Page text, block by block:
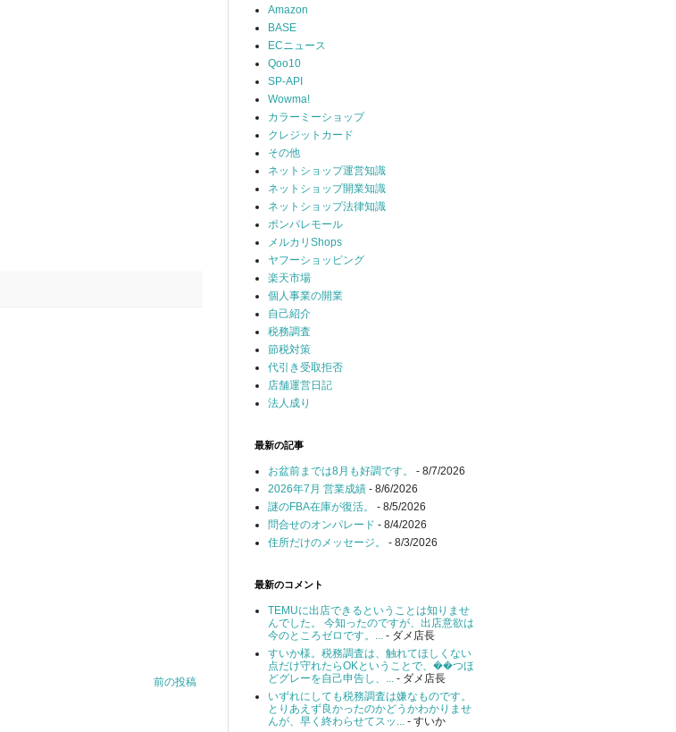
前の投稿
Amazon
BASE
ECニュース
Qoo10
SP-API
Wowma!
カラーミーショップ
クレジットカード
その他
ネットショップ運営知識
ネットショップ開業知識
ネットショップ法律知識
ポンパレモール
メルカリShops
ヤフーショッピング
楽天市場
個人事業の開業
自己紹介
税務調査
節税対策
代引き受取拒否
店舗運営日記
法人成り
最新の記事
お盆前までは8月も好調です。
- 8/7/2026
2026年7月 営業成績 - 8/6/2026
謎のFBA在庫が復活。
- 8/5/2026
問合せのオンパレード - 8/4/2026
住所だけのメッセージ。
- 8/3/2026
最新のコメント
TEMUに出店できるということは知りませ
んでした。 今知ったのですが、出店意欲は
今のところゼロです。... - ダメ店長
すいか様。税務調査は、触れてほしくない
点だけ守れたらOKということで、��つほ
どグレーを自己申告し、... - ダメ店長
いずれにしても税務調査は嫌なものです。
とりあえず良かったのかどうかわかりませ
んが、早く終わらせてスッ... - すいか